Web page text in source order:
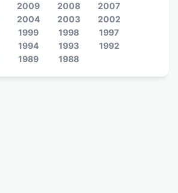
2009 2008
2007
2004 2003
2002
1999 1998
1997
1994 1993
1992
1989 1988